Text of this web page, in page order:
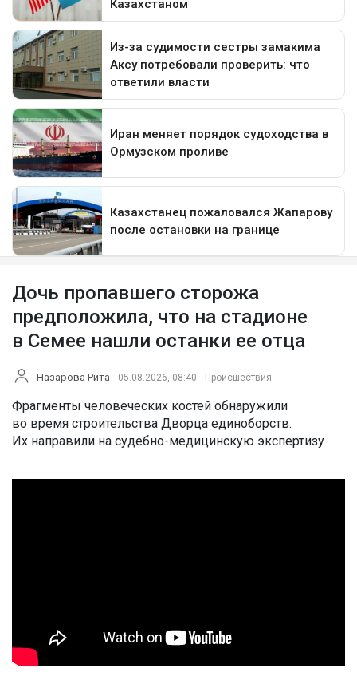
Дочь пропавшего сторожа
предположила, что на стадионе
в Семее нашли останки ее отца
Назарова Рита 05.08.2026, 08:40 Происшествия
Фрагменты человеческих костей обнаружили
во время строительства Дворца единоборств.
Их направили на судебно-медицинскую экспертизу